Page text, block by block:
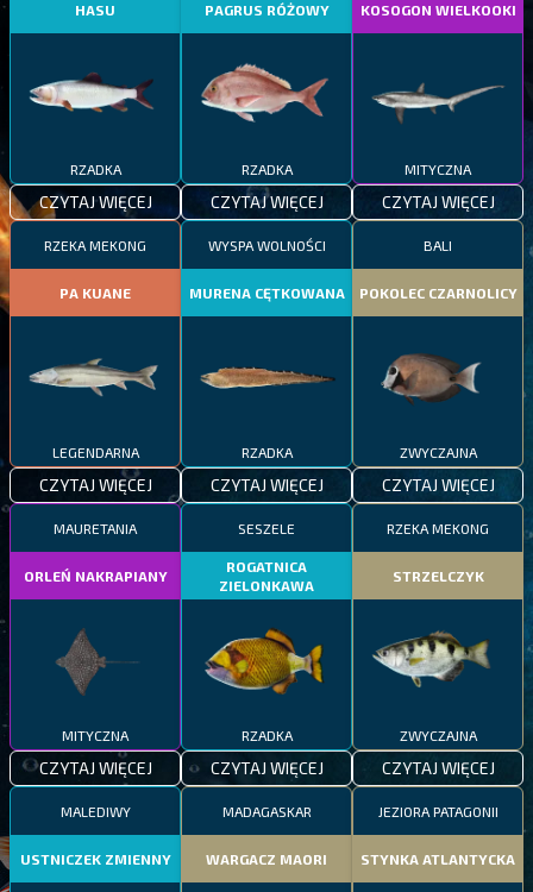
HASU
RZADKA
CZYTAJ WIĘCEJ
PAGRUS RÓŻOWY
RZADKA
CZYTAJ WIĘCEJ
KOSOGON WIELKOOKI
MITYCZNA
CZYTAJ WIĘCEJ
RZEKA MEKONG
PA KUANE
LEGENDARNA
CZYTAJ WIĘCEJ
WYSPA WOLNOŚCI
MURENA CĘTKOWANA
RZADKA
CZYTAJ WIĘCEJ
BALI
POKOLEC CZARNOLICY
ZWYCZAJNA
CZYTAJ WIĘCEJ
MAURETANIA
ORLEŃ NAKRAPIANY
MITYCZNA
CZYTAJ WIĘCEJ
SESZELE
ROGATNICA
ZIELONKAWA
RZADKA
CZYTAJ WIĘCEJ
RZEKA MEKONG
STRZELCZYK
ZWYCZAJNA
CZYTAJ WIĘCEJ
MALEDIWY
USTNICZEK ZMIENNY
MADAGASKAR
WARGACZ MAORI
JEZIORA PATAGONII
STYNKA ATLANTYCKA